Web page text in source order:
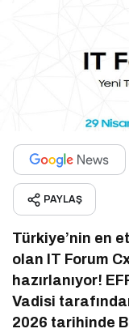
PAYLAŞ
Türkiye’nin en
olan IT Forum
hazırlanıyor!
Vadisi
2026 tarihinde